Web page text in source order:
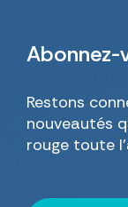
Abonnez-
Restons
nouveautés
rouge toute